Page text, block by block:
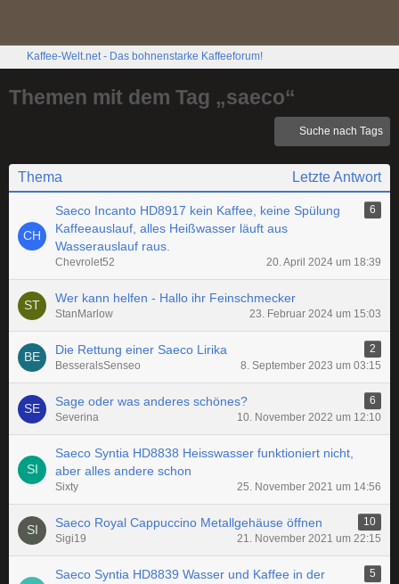
Kaffee-Welt.net - Das bohnenstarke Kaffeeforum!
Themen mit dem Tag „saeco“
Suche nach Tags
Thema Letzte Antwort
Saeco Incanto HD8917 kein Kaffee, keine Spülung
Kaffeeauslauf, alles Heißwasser läuft aus
Wasserauslauf raus.
6
Chevrolet52 20. April 2024 um 18:39
Wer kann helfen - Hallo ihr Feinschmecker
StanMarlow 23. Februar 2024 um 15:03
Die Rettung einer Saeco Lirika
2
BesseralsSenseo
8. September 2023 um 03:15
Sage oder was anderes schönes?
6
Severina
10. November 2022 um 12:10
Saeco Syntia HD8838 Heisswasser funktioniert nicht,
aber alles andere schon
Sixty 25. November 2021 um 14:56
Saeco Royal Cappuccino Metallgehäuse öffnen
10
Sigi19
21. November 2021 um 22:15
Saeco Syntia HD8839 Wasser und Kaffee in der
5